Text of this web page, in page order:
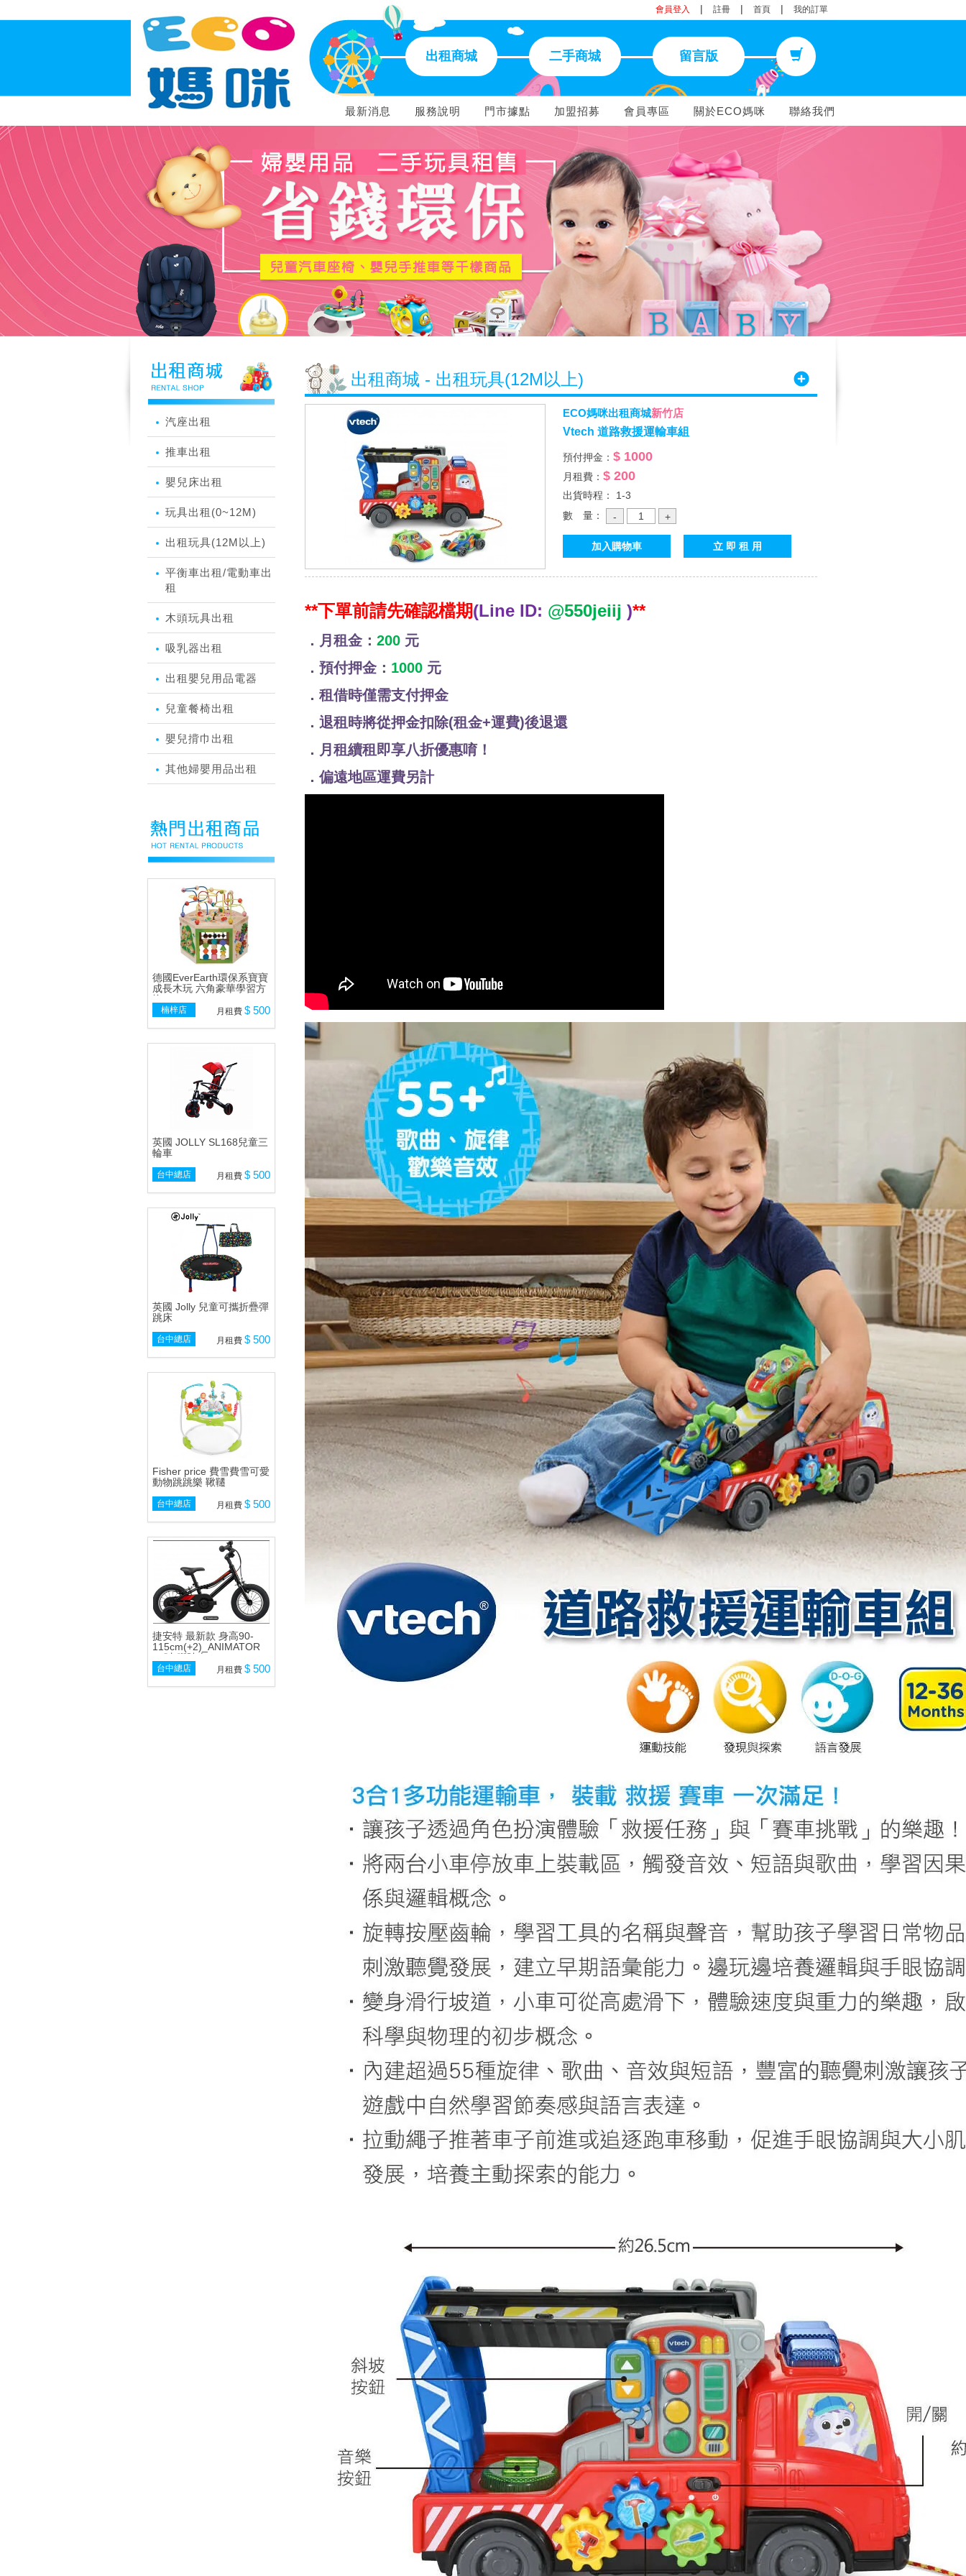
會員登入 | 註冊 | 首頁 | 我的訂單
出租商城 二手商城 留言版
最新消息 服務說明 門市據點 加盟招募 會員專區 關於ECO媽咪 聯絡我們
汽座出租
推車出租
嬰兒床出租
玩具出租(0~12M)
出租玩具(12M以上)
平衡車出租/電動車出
租
木頭玩具出租
吸乳器出租
出租嬰兒用品電器
兒童餐椅出租
嬰兒揹巾出租
其他婦嬰用品出租
德國EverEarth環保系寶寶
成長木玩 六角豪華學習方
塊
楠梓店 月租費 $ 500
英國 JOLLY SL168兒童三
輪車
台中總店 月租費 $ 500
英國 Jolly 兒童可攜折疊彈
跳床
台中總店 月租費 $ 500
Fisher price 費雪費雪可愛
動物跳跳樂 鞦韆
台中總店 月租費 $ 500
捷安特 最新款 身高90-
115cm(+2)_ANIMATOR
12吋 腳踏車
台中總店 月租費 $ 500
出租商城 - 出租玩具(12M以上)
ECO媽咪出租商城新竹店
Vtech 道路救援運輸車組
預付押金： $ 1000
月租費： $ 200
出貨時程： 1-3
數 量：
**下單前請先確認檔期(Line ID: @550jeiij )**
．月租金： 200 元
．預付押金： 1000 元
．租借時僅需支付押金
．退租時將從押金扣除(租金+運費)後退還
．月租續租即享八折優惠唷！
．偏遠地區運費另計